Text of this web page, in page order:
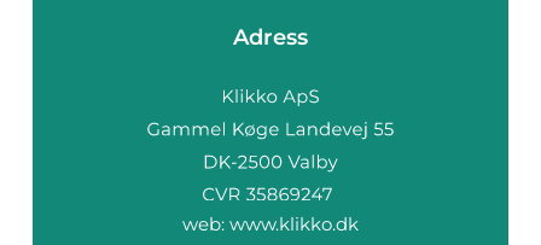
Adress
web: www.klikko.dk